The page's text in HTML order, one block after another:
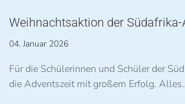
Weihnachtsaktion der Südafrika-
04. Januar 2026
Für die Schülerinnen und Schüler der
die Adventszeit mit großem Erfolg.